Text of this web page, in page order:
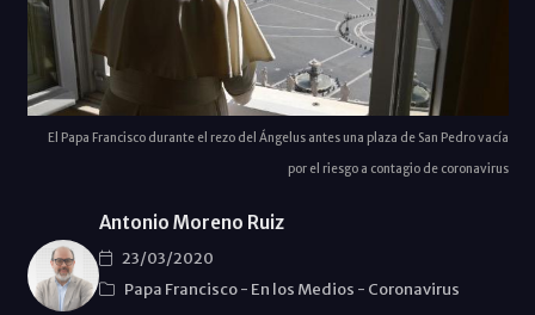
El Papa Francisco durante el rezo del Ángelus antes una plaza de San Pedro vacía
por el riesgo a contagio de coronavirus
Antonio Moreno Ruiz
23/03/2020
Papa Francisco- En los Medios - Coronavirus